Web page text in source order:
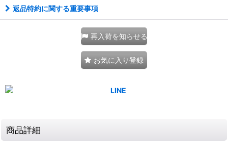
返品特約に関する重要事項
再入荷を知らせる
お気に入り登録
商品詳細